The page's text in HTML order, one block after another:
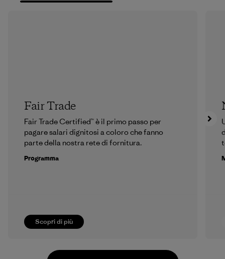
Scopri di più
Fair Trade
Fair Trade Certified™ è il primo passo per
pagare salari dignitosi a coloro che fanno
parte della nostra rete di fornitura.
Programma